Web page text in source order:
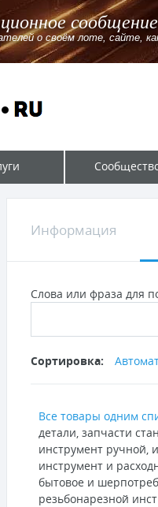
и пользователей о
Информация
Слова или фраза для
Сортировка:
Все товары одним
детали, запчасти
инструмент ручной,
инструмент и
бытовое и
резьбонарезной